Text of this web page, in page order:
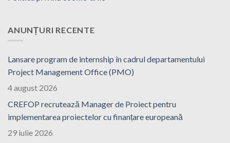
ANUNȚURI RECENTE
Lansare program de internship în cadrul departamentului
Project Management Office (PMO)
4 august 2026
CREFOP recrutează Manager de Proiect pentru
implementarea proiectelor cu finanțare europeană
29 iulie 2026